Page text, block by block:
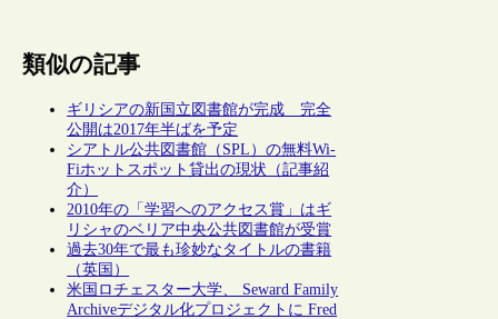
類似の記事
ギリシアの新国立図書館が完成 完全
公開は2017年半ばを予定
シアトル公共図書館（SPL）の無料Wi-
Fiホットスポット貸出の現状（記事紹
介）
2010年の「学習へのアクセス賞」はギ
リシャのベリア中央公共図書館が受賞
過去30年で最も珍妙なタイトルの書籍
（英国）
米国ロチェスター大学、 Seward Family
Archiveデジタル化プロジェクトに Fred